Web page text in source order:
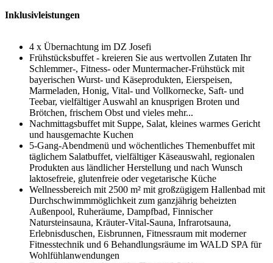
Inklusivleistungen
4 x Übernachtung im DZ Josefi
Frühstücksbuffet - kreieren Sie aus wertvollen Zutaten Ihr
Schlemmer-, Fitness- oder Muntermacher-Frühstück mit
bayerischen Wurst- und Käseprodukten, Eierspeisen,
Marmeladen, Honig, Vital- und Vollkornecke, Saft- und
Teebar, vielfältiger Auswahl an knusprigen Broten und
Brötchen, frischem Obst und vieles mehr...
Nachmittagsbuffet mit Suppe, Salat, kleines warmes Gericht
und hausgemachte Kuchen
5-Gang-Abendmenü und wöchentliches Themenbuffet mit
täglichem Salatbuffet, vielfältiger Käseauswahl, regionalen
Produkten aus ländlicher Herstellung und nach Wunsch
laktosefreie, glutenfreie oder vegetarische Küche
Wellnessbereich mit 2500 m² mit großzügigem Hallenbad mit
Durchschwimmmöglichkeit zum ganzjährig beheizten
Außenpool, Ruheräume, Dampfbad, Finnischer
Natursteinsauna, Kräuter-Vital-Sauna, Infrarotsauna,
Erlebnisduschen, Eisbrunnen, Fitnessraum mit moderner
Fitnesstechnik und 6 Behandlungsräume im WALD SPA für
Wohlfühlanwendungen